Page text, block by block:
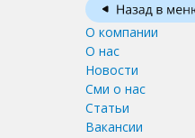
О компании
О нас
Новости
Сми о нас
Статьи
Вакансии